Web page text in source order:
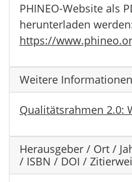
PHINEO-Website als
herunterladen
https://
Weitere
Qualitätsrahmen 2.0:
Herausgeber / Ort /
/ ISBN / DOI /